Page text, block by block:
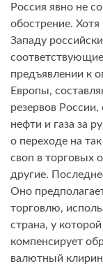
Россия явно не
обострение.
Западу
предъявлении к
Европы,
резервов
нефти и газа за
о переходе на
своп в торговых
другие.
Оно
торговлю,
страна, у
компенсирует
валютный